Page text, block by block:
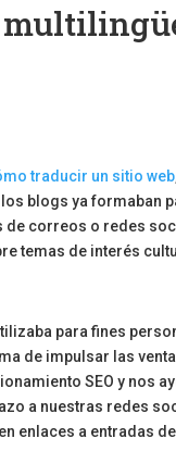
traducir un sitio web
blogs ya formaban
correos o redes
temas de interés
para fines
de impulsar las
SEO y nos
a nuestras redes
enlaces a entradas